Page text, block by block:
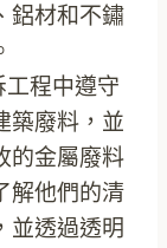
鋁材和不鏽
程中遵守
築廢料，並
的金屬廢料
解他們的清
並透過透明